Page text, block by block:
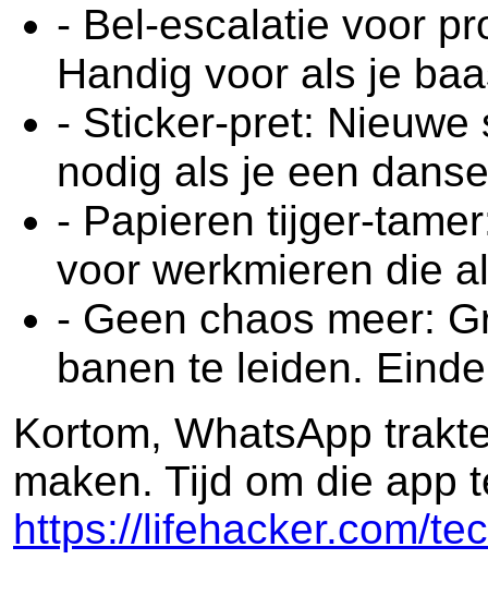
- Bel-escalatie voor
Handig voor als je
- Sticker-pret:
nodig als je een
- Papieren tijger-
voor werkmieren die
- Geen chaos meer:
banen te leiden.
Kortom, WhatsApp
maken. Tijd om die app
https://lifehacker.com/